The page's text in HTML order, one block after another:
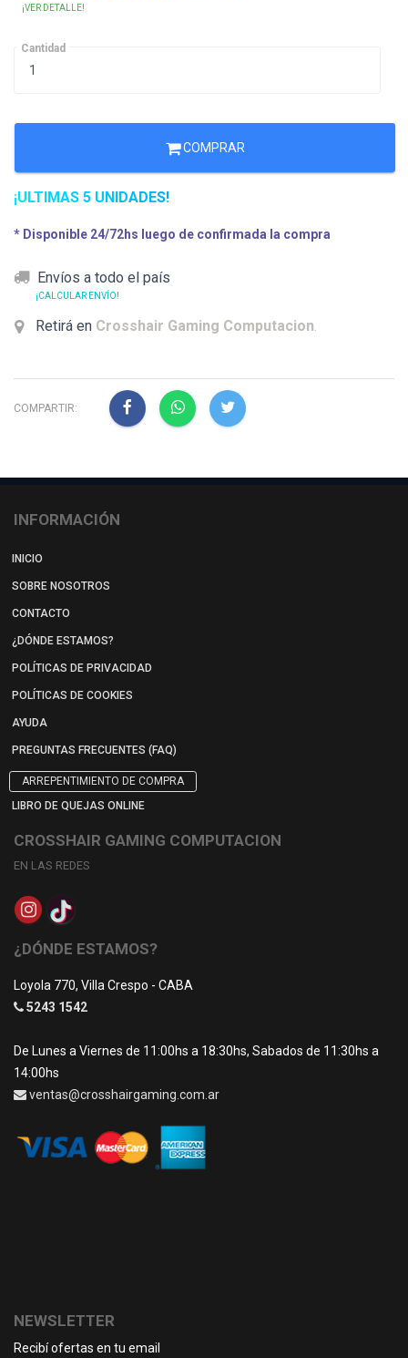
¡VER DETALLE!
Cantidad
COMPRAR
¡ULTIMAS 5 UNIDADES!
* Disponible 24/72hs luego de confirmada la compra
Envíos a todo el país
¡CALCULAR ENVÍO!
Retirá en Crosshair Gaming Computacion.
COMPARTIR:
INFORMACIÓN
INICIO
SOBRE NOSOTROS
CONTACTO
¿DÓNDE ESTAMOS?
POLÍTICAS DE PRIVACIDAD
POLÍTICAS DE COOKIES
AYUDA
PREGUNTAS FRECUENTES (FAQ)
ARREPENTIMIENTO DE COMPRA
LIBRO DE QUEJAS ONLINE
CROSSHAIR GAMING COMPUTACION
EN LAS REDES
¿DÓNDE ESTAMOS?
Loyola 770, Villa Crespo - CABA
5243 1542
De Lunes a Viernes de 11:00hs a 18:30hs, Sabados de 11:30hs a
14:00hs
ventas@crosshairgaming.com.ar
NEWSLETTER
Recibí ofertas en tu email